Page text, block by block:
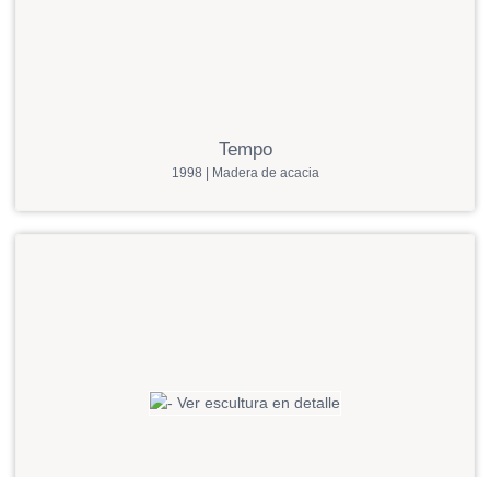
Tempo
1998 | Madera de acacia